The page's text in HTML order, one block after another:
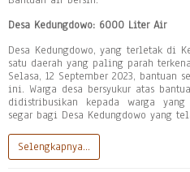
Desa Kedungdowo: 6000 Liter Air
Desa Kedungdowo, yang terletak di
satu daerah yang paling parah
Selasa, 12 September 2023,
ini. Warga desa bersyukur atas
didistribusikan kepada warga
segar bagi Desa Kedungdowo yang
Selengkapnya…